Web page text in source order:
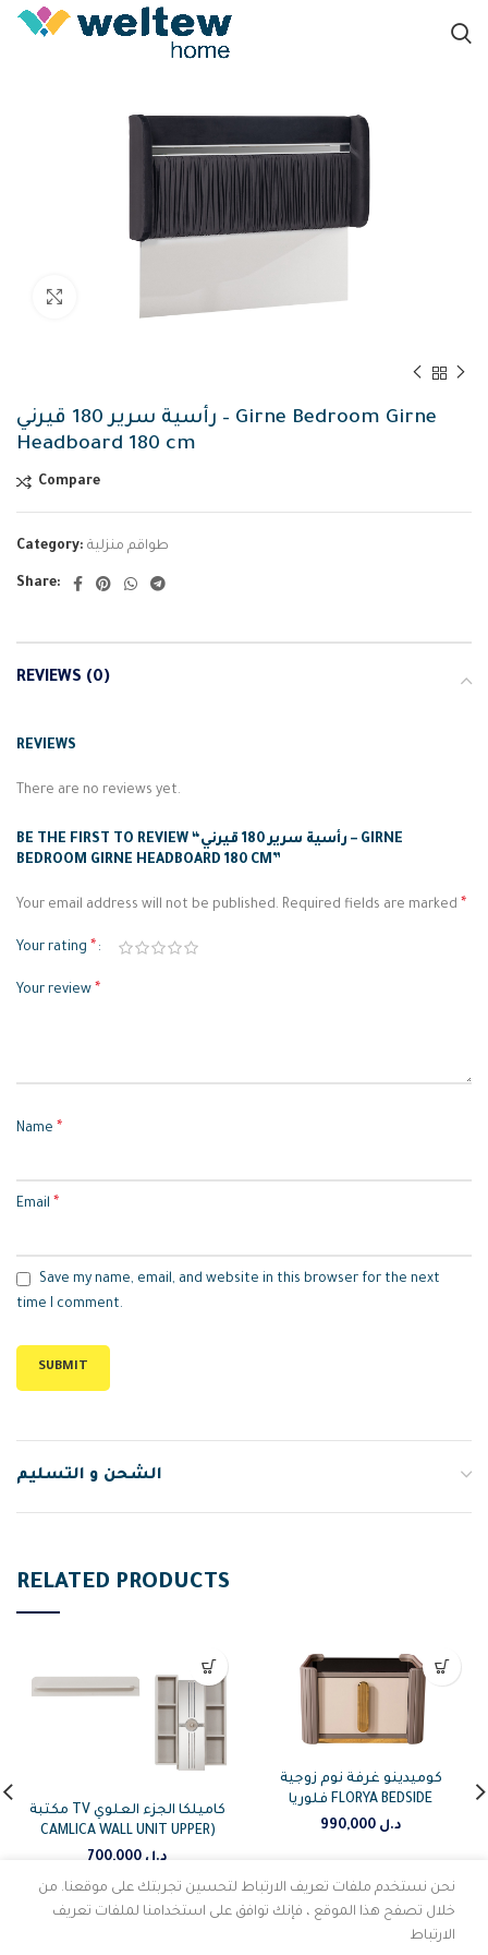
رأسية سرير 180 قيرني – Girne Bedroom Girne
Headboard 180 cm
Compare
Category: طواقم منزلية
Share:
REVIEWS (0)
REVIEWS
There are no reviews yet.
BE THE FIRST TO REVIEW “رأسية سرير 180 قيرني – GIRNE
BEDROOM GIRNE HEADBOARD 180 CM”
Your email address will not be published. Required fields are marked *
Your rating *
Your review *
Name *
Email *
Save my name, email, and website in this browser for the next
time I comment.
الشحن و التسليم
RELATED PRODUCTS
مكتبة TV كاميلكا الجزء العلوي
CAMLICA WALL UNIT UPPER)
د.ل
كوميدينو غرفة نوم زوجية
فلوريا FLORYA BEDSIDE
د.ل 990,000
نحن نستخدم ملفات تعريف الارتباط لتحسين تجربتك على موقعنا. من
خلال تصفح هذا الموقع ، فإنك توافق على استخدامنا لملفات تعريف
الارتباط